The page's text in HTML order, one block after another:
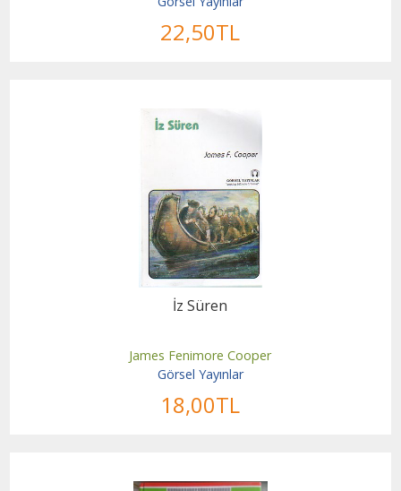
22,50TL
İz Süren
James Fenimore Cooper
Görsel Yayınlar
18,00TL